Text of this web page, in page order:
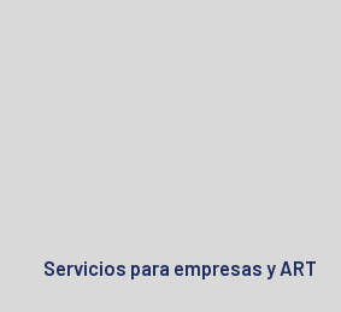
Servicios para empresas y ART